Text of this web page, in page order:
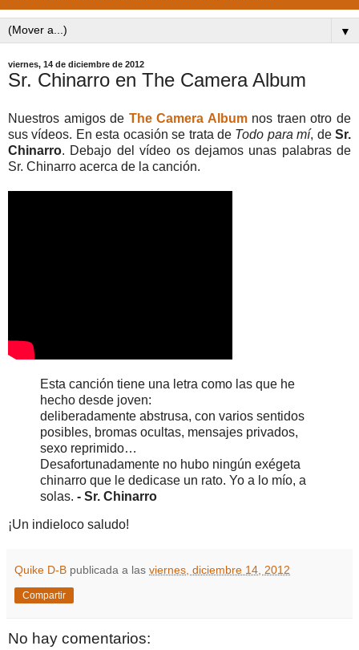
▼
viernes, 14 de diciembre de 2012
Sr. Chinarro en The Camera Album
Nuestros amigos de The Camera Albumnos traen otro de
sus vídeos. En esta ocasión se trata de Todo para mí, deSr.
Chinarro. Debajo del vídeo os dejamos unas palabras de
Sr. Chinarro acerca de la canción.
Esta canción tiene una letra como las que he
hecho desde joven:
deliberadamente abstrusa, con varios sentidos
posibles, bromas ocultas, mensajes privados,
sexo reprimido…
Desafortunadamente no hubo ningún exégeta
chinarro que le dedicase un rato. Yo a lo mío, a
solas. - Sr. Chinarro
¡Un indieloco saludo!
Quike D-B publicada a las viernes, diciembre 14, 2012
Compartir
No hay comentarios: